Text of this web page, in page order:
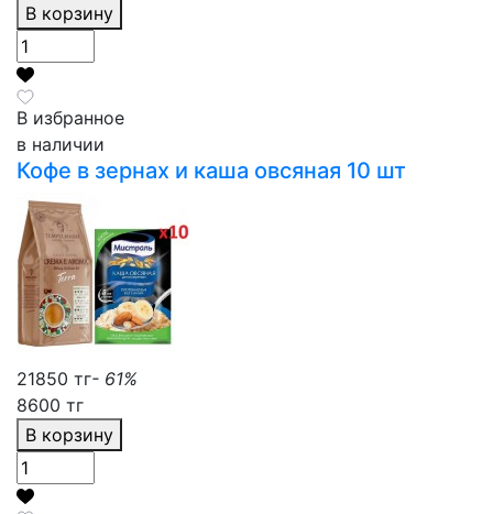
В корзину
В избранное
в наличии
Кофе в зернах и каша овсяная 10 шт
21850 тг- 61%
8600 тг
В корзину